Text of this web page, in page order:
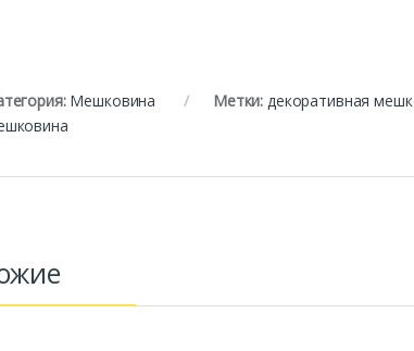
Мешковина Метки: декоративная